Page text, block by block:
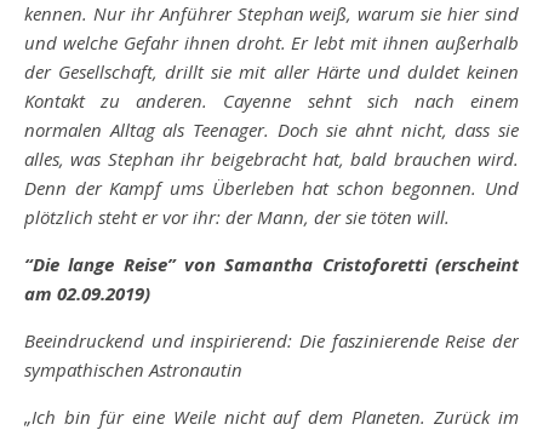
kennen. Nur ihr Anführer Stephan weiß, warum sie hier sind
und welche Gefahr ihnen droht. Er lebt mit ihnen außerhalb
der Gesellschaft, drillt sie mit aller Härte und duldet keinen
Kontakt zu anderen. Cayenne sehnt sich nach einem
normalen Alltag als Teenager. Doch sie ahnt nicht, dass sie
alles, was Stephan ihr beigebracht hat, bald brauchen wird.
Denn der Kampf ums Überleben hat schon begonnen. Und
plötzlich steht er vor ihr: der Mann, der sie töten will.
“Die lange Reise” von Samantha Cristoforetti (erscheint
am 02.09.2019)
Beeindruckend und inspirierend: Die faszinierende Reise der
sympathischen Astronautin
„Ich bin für eine Weile nicht auf dem Planeten. Zurück im